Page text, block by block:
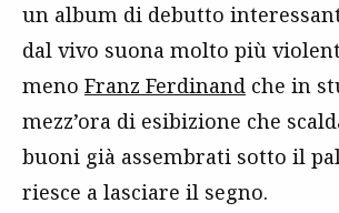
un album di debutto
dal vivo suona molto più
meno Franz Ferdinand che in
mezz’ora di esibizione che
buoni già assembrati sotto il
riesce a lasciare il segno.